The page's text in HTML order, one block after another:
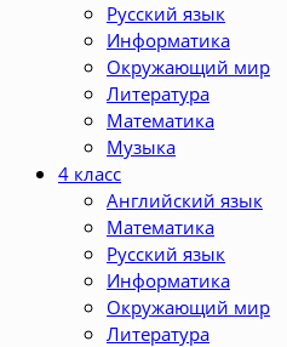
Русский язык
Информатика
Окружающий мир
Литература
Математика
Музыка
4 класс
Английский язык
Математика
Русский язык
Информатика
Окружающий мир
Литература